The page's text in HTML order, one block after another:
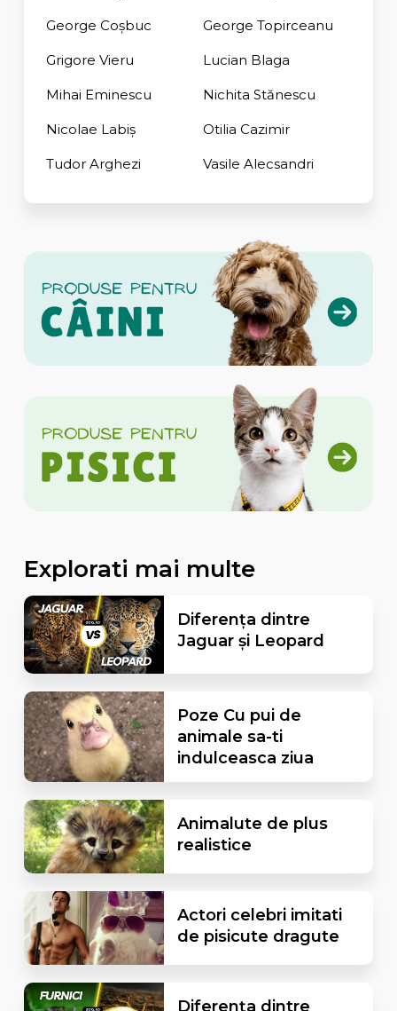
George Coşbuc George Topirceanu
Grigore Vieru Lucian Blaga
Mihai Eminescu Nichita Stănescu
Nicolae Labiș Otilia Cazimir
Tudor Arghezi Vasile Alecsandri
Explorati mai multe
Diferența dintre
Jaguar și Leopard
Poze Cu pui de
animale sa-ti
indulceasca ziua
Animalute de plus
realistice
Actori celebri imitati
de pisicute dragute
Diferența dintre